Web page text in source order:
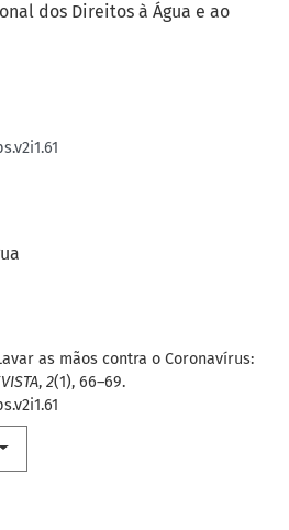
as mãos contra o Coronavírus:
, 2(1), 66–69.
dos Direitos à Água e ao